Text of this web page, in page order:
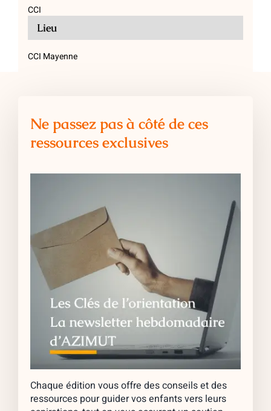
Lieu
CCI Mayenne
CCI
Ne passez pas à côté de ces
ressources exclusives
Chaque édition vous offre des conseils et des
ressources pour guider vos enfants vers leurs